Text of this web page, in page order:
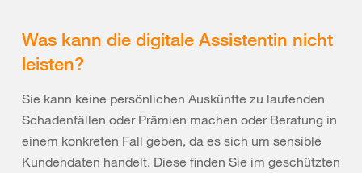
Was kann die digitale Assistentin nicht
leisten?
Sie kann keine persönlichen Auskünfte zu laufenden
Schadenfällen oder Prämien machen oder Beratung in
einem konkreten Fall geben, da es sich um sensible
Kundendaten handelt. Diese finden Sie im geschützten